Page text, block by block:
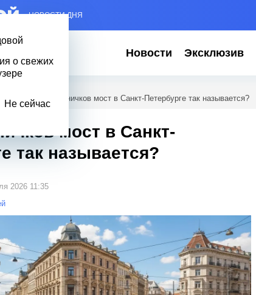
– НОВОСТИ ДНЯ
о свежих
Не сейчас
Новости Эксклюзив
Почему Аничков мост в Санкт-Петербурге так называется?
мост в Санкт-
так называется?
2026 11:35